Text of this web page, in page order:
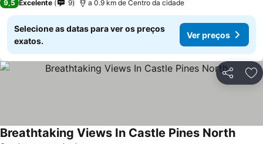
9,5 Excelente 9 a 0.9 km de Centro da cidade
Selecione as datas para ver os preços
exatos.
Ver preços
Partilhar
Breathtaking Views In Castle Pines NorthVer